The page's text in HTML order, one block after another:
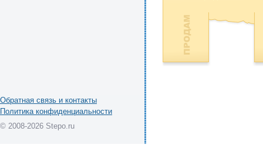
Обратная связь и контакты
Политика конфиденциальности
© 2008-2026 Stepo.ru